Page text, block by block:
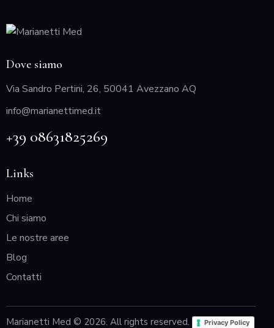
Dove siamo
Via Sandro Pertini, 26, 50041 Avezzano AQ
info@marianettimed.it
+39 08631825269
Links
Home
Chi siamo
Le nostre aree
Blog
Contatti
Marianetti Med © 2026. All rights reserved. Privacy Policy